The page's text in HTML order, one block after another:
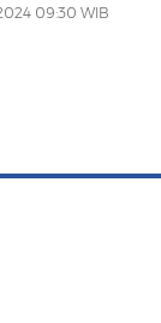
09:30 WIB